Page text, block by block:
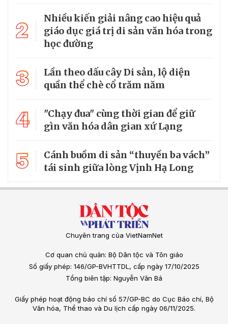
2
Nhiều kiến giải nâng cao hiệu quả
giáo dục giá trị di sản văn hóa trong
học đường
3
Lần theo dấu cây Di sản, lộ diện
quần thể chè cổ trăm năm
4
"Chạy đua" cùng thời gian để giữ
gìn văn hóa dân gian xứ Lạng
5
Cánh buồm di sản “thuyền ba vách”
tái sinh giữa lòng Vịnh Hạ Long
Chuyên trang của VietNamNet
Cơ quan chủ quản: Bộ Dân tộc và Tôn giáo
Số giấy phép: 146/GP-BVHTTDL, cấp ngày 17/10/2025
Tổng biên tập: Nguyễn Văn Bá
Giấy phép hoạt động báo chí số 57/GP-BC do Cục Báo chí, Bộ
Văn hóa, Thể thao và Du lịch cấp ngày 06/11/2025.